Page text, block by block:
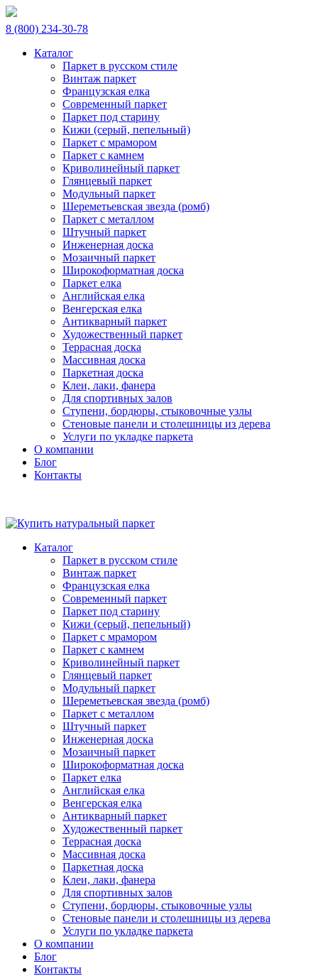
8 (800) 234-30-78
Каталог
Паркет в русском стиле
Винтаж паркет
Французская елка
Современный паркет
Паркет под старину
Кижи (серый, пепельный)
Паркет с мрамором
Паркет с камнем
Криволинейный паркет
Глянцевый паркет
Модульный паркет
Шереметьевская звезда (ромб)
Паркет с металлом
Штучный паркет
Инженерная доска
Мозаичный паркет
Широкоформатная доска
Паркет елка
Английская елка
Венгерская елка
Антикварный паркет
Художественный паркет
Террасная доска
Массивная доска
Паркетная доска
Клеи, лаки, фанера
Для спортивных залов
Ступени, бордюры, стыковочные узлы
Стеновые панели и столешницы из дерева
Услуги по укладке паркета
О компании
Блог
Контакты
Каталог
Паркет в русском стиле
Винтаж паркет
Французская елка
Современный паркет
Паркет под старину
Кижи (серый, пепельный)
Паркет с мрамором
Паркет с камнем
Криволинейный паркет
Глянцевый паркет
Модульный паркет
Шереметьевская звезда (ромб)
Паркет с металлом
Штучный паркет
Инженерная доска
Мозаичный паркет
Широкоформатная доска
Паркет елка
Английская елка
Венгерская елка
Антикварный паркет
Художественный паркет
Террасная доска
Массивная доска
Паркетная доска
Клеи, лаки, фанера
Для спортивных залов
Ступени, бордюры, стыковочные узлы
Стеновые панели и столешницы из дерева
Услуги по укладке паркета
О компании
Блог
Контакты